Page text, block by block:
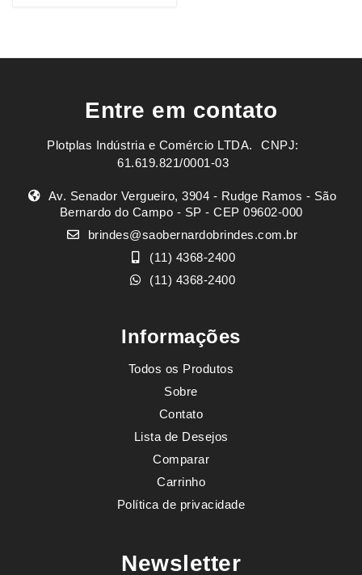
Entre em contato
Plotplas Indústria e Comércio LTDA. ㅤㅤㅤ CNPJ:
61.619.821/0001-03
Av. Senador Vergueiro, 3904 - Rudge Ramos - São
Bernardo do Campo - SP - CEP 09602-000
brindes@saobernardobrindes.com.br
(11) 4368-2400
(11) 4368-2400
Informações
Todos os Produtos
Sobre
Contato
Lista de Desejos
Comparar
Carrinho
Política de privacidade
Newsletter